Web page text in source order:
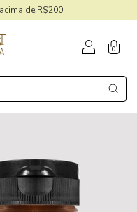
de R$200
0